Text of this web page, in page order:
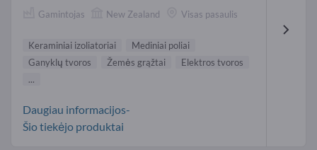
Gamintojas New Zealand Visas pasaulis
Keraminiai izoliatoriai
Mediniai poliai
Ganyklų tvoros
Žemės grąžtai
Elektros tvoros
...
Daugiau informacijos-
Šio tiekėjo produktai